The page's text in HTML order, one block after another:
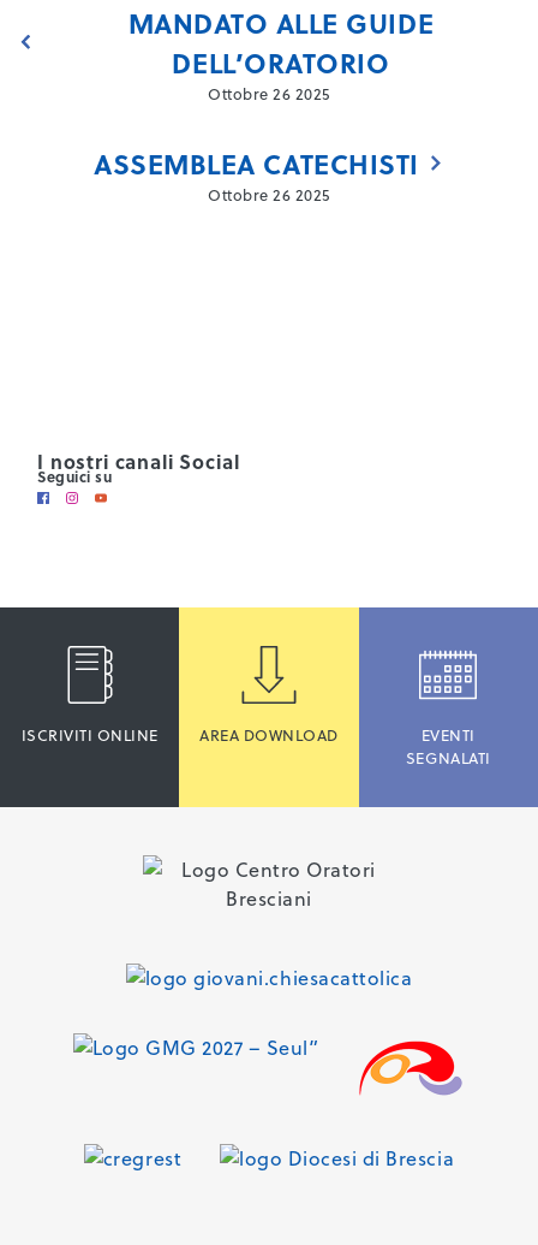
MANDATO ALLE GUIDE
DELL’ORATORIO
Ottobre 26 2025
ASSEMBLEA CATECHISTI
Ottobre 26 2025
I nostri canali Social
Seguici su
ISCRIVITI ONLINE AREA DOWNLOAD
EVENTI
SEGNALATI